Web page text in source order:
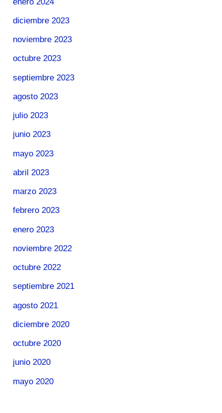
diciembre 2023
noviembre 2023
octubre 2023
septiembre 2023
agosto 2023
julio 2023
junio 2023
mayo 2023
abril 2023
marzo 2023
febrero 2023
enero 2023
noviembre 2022
octubre 2022
septiembre 2021
agosto 2021
diciembre 2020
octubre 2020
junio 2020
mayo 2020